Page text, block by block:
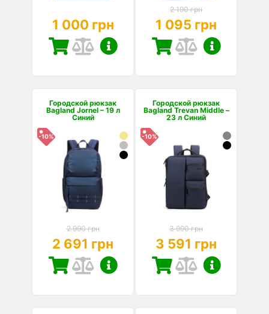
1 000 грн
2 190 грн
1 095 грн
Городской рюкзак
Bagland Jornel – 19 л
Синий
-10%
2 990 грн
2 691 грн
Городской рюкзак
Bagland Trevan Middle –
23 л Синий
-10%
3 990 грн
3 591 грн